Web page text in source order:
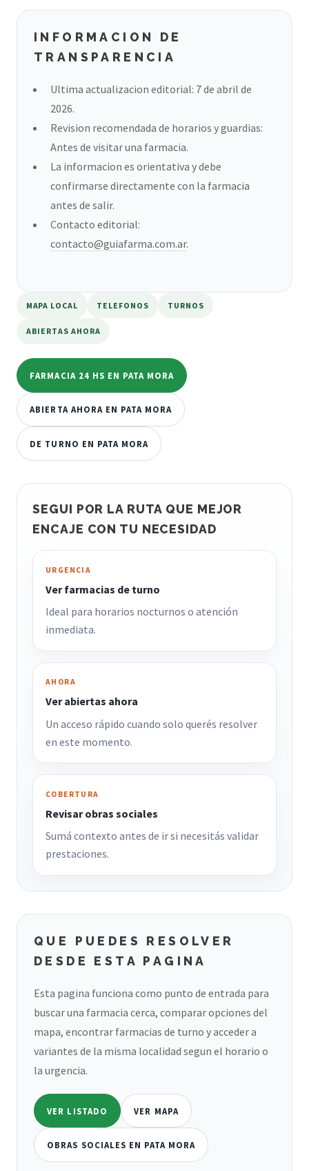
INFORMACION DE
TRANSPARENCIA
Ultima actualizacion editorial: 7 de abril de
2026.
Revision recomendada de horarios y guardias:
Antes de visitar una farmacia.
La informacion es orientativa y debe
confirmarse directamente con la farmacia
antes de salir.
Contacto editorial:
contacto@guiafarma.com.ar.
MAPA LOCAL TELEFONOS TURNOS
ABIERTAS AHORA
FARMACIA 24 HS EN PATA MORA
ABIERTA AHORA EN PATA MORA
DE TURNO EN PATA MORA
SEGUI POR LA RUTA QUE MEJOR
ENCAJE CON TU NECESIDAD
URGENCIA
Ver farmacias de turno
Ideal para horarios nocturnos o atención
inmediata.
AHORA
Ver abiertas ahora
Un acceso rápido cuando solo querés resolver
en este momento.
COBERTURA
Revisar obras sociales
Sumá contexto antes de ir si necesitás validar
prestaciones.
QUE PUEDES RESOLVER
DESDE ESTA PAGINA
Esta pagina funciona como punto de entrada para
buscar una farmacia cerca, comparar opciones del
mapa, encontrar farmacias de turno y acceder a
variantes de la misma localidad segun el horario o
la urgencia.
VER LISTADO VER MAPA
OBRAS SOCIALES EN PATA MORA